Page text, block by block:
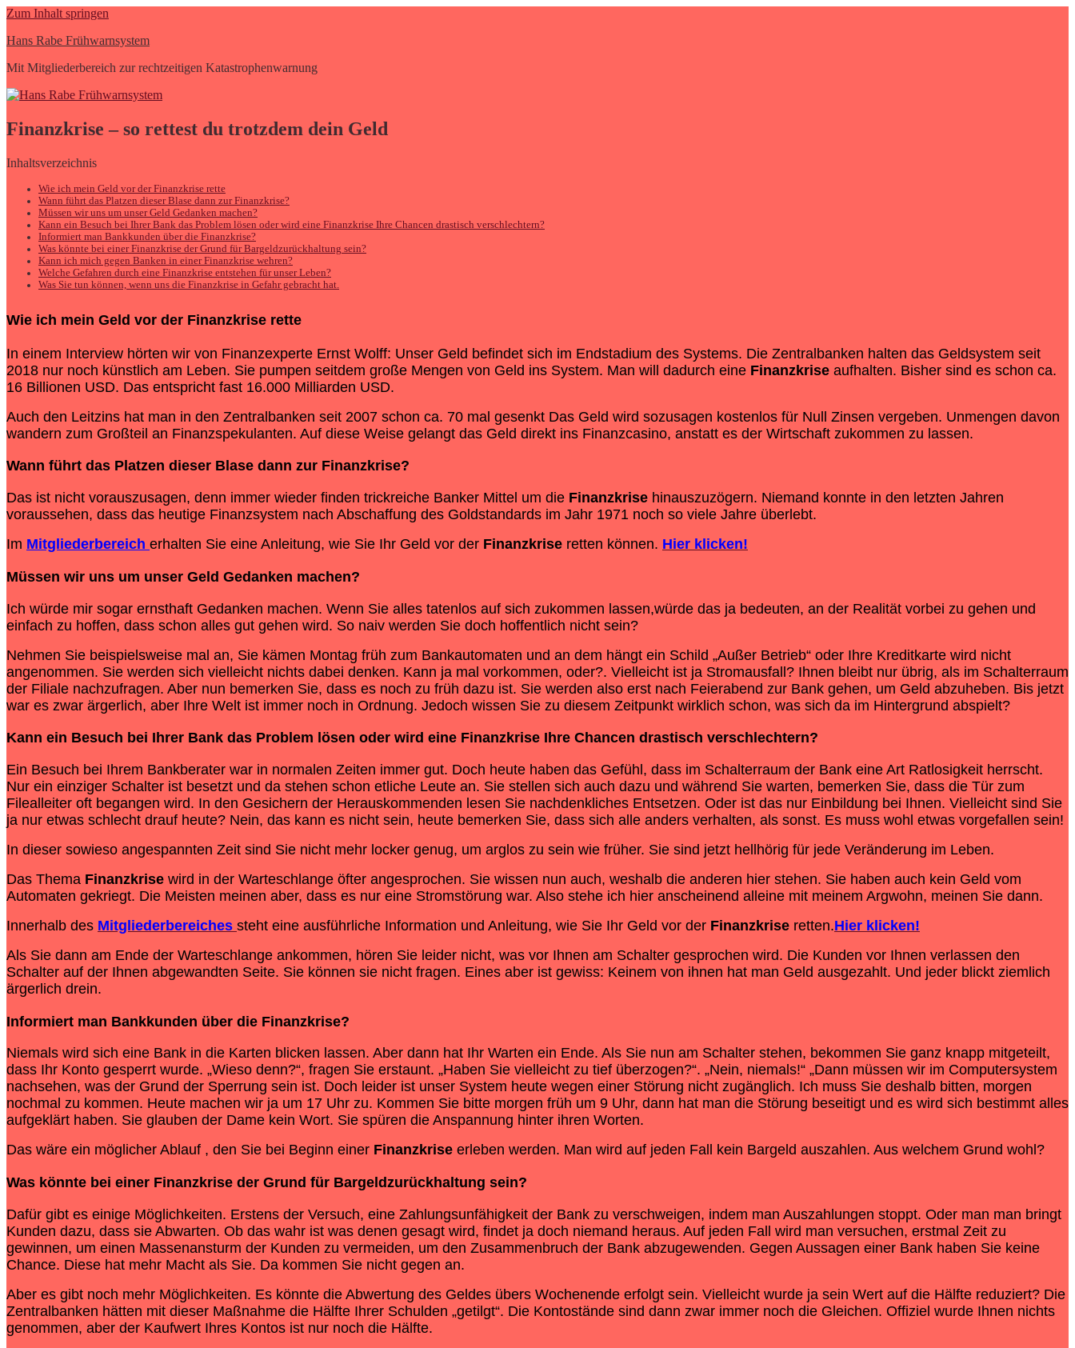
Zum Inhalt springen
Hans Rabe Frühwarnsystem
Mit Mitgliederbereich zur rechtzeitigen Katastrophenwarnung
Finanzkrise – so rettest du trotzdem dein Geld
Inhaltsverzeichnis
Wie ich mein Geld vor der Finanzkrise rette
Wann führt das Platzen dieser Blase dann zur Finanzkrise?
Müssen wir uns um unser Geld Gedanken machen?
Kann ein Besuch bei Ihrer Bank das Problem lösen oder wird eine Finanzkrise Ihre Chancen drastisch verschlechtern?
Informiert man Bankkunden über die Finanzkrise?
Was könnte bei einer Finanzkrise der Grund für Bargeldzurückhaltung sein?
Kann ich mich gegen Banken in einer Finanzkrise wehren?
Welche Gefahren durch eine Finanzkrise entstehen für unser Leben?
Was Sie tun können, wenn uns die Finanzkrise in Gefahr gebracht hat.
Wie ich mein Geld vor der Finanzkrise rette
In einem Interview hörten wir von Finanzexperte Ernst Wolff: Unser Geld befindet sich im Endstadium des Systems. Die Zentralbanken halten das Geldsystem seit
2018 nur noch künstlich am Leben. Sie pumpen seitdem große Mengen von Geld ins System. Man will dadurch eine Finanzkrise aufhalten. Bisher sind es schon ca.
16 Billionen USD. Das entspricht fast 16.000 Milliarden USD.
Auch den Leitzins hat man in den Zentralbanken seit 2007 schon ca. 70 mal gesenkt Das Geld wird sozusagen kostenlos für Null Zinsen vergeben. Unmengen davon
wandern zum Großteil an Finanzspekulanten. Auf diese Weise gelangt das Geld direkt ins Finanzcasino, anstatt es der Wirtschaft zukommen zu lassen.
Wann führt das Platzen dieser Blase dann zur Finanzkrise?
Das ist nicht vorauszusagen, denn immer wieder finden trickreiche Banker Mittel um die Finanzkrise hinauszuzögern. Niemand konnte in den letzten Jahren
voraussehen, dass das heutige Finanzsystem nach Abschaffung des Goldstandards im Jahr 1971 noch so viele Jahre überlebt.
Im Mitgliederbereich erhalten Sie eine Anleitung, wie Sie Ihr Geld vor der Finanzkrise retten können. Hier klicken!
Müssen wir uns um unser Geld Gedanken machen?
Ich würde mir sogar ernsthaft Gedanken machen. Wenn Sie alles tatenlos auf sich zukommen lassen,würde das ja bedeuten, an der Realität vorbei zu gehen und
einfach zu hoffen, dass schon alles gut gehen wird. So naiv werden Sie doch hoffentlich nicht sein?
Nehmen Sie beispielsweise mal an, Sie kämen Montag früh zum Bankautomaten und an dem hängt ein Schild „Außer Betrieb“ oder Ihre Kreditkarte wird nicht
angenommen. Sie werden sich vielleicht nichts dabei denken. Kann ja mal vorkommen, oder?. Vielleicht ist ja Stromausfall? Ihnen bleibt nur übrig, als im Schalterraum
der Filiale nachzufragen. Aber nun bemerken Sie, dass es noch zu früh dazu ist. Sie werden also erst nach Feierabend zur Bank gehen, um Geld abzuheben. Bis jetzt
war es zwar ärgerlich, aber Ihre Welt ist immer noch in Ordnung. Jedoch wissen Sie zu diesem Zeitpunkt wirklich schon, was sich da im Hintergrund abspielt?
Kann ein Besuch bei Ihrer Bank das Problem lösen oder wird eine Finanzkrise Ihre Chancen drastisch verschlechtern?
Ein Besuch bei Ihrem Bankberater war in normalen Zeiten immer gut. Doch heute haben das Gefühl, dass im Schalterraum der Bank eine Art Ratlosigkeit herrscht.
Nur ein einziger Schalter ist besetzt und da stehen schon etliche Leute an. Sie stellen sich auch dazu und während Sie warten, bemerken Sie, dass die Tür zum
Filealleiter oft begangen wird. In den Gesichern der Herauskommenden lesen Sie nachdenkliches Entsetzen. Oder ist das nur Einbildung bei Ihnen. Vielleicht sind Sie
ja nur etwas schlecht drauf heute? Nein, das kann es nicht sein, heute bemerken Sie, dass sich alle anders verhalten, als sonst. Es muss wohl etwas vorgefallen sein!
In dieser sowieso angespannten Zeit sind Sie nicht mehr locker genug, um arglos zu sein wie früher. Sie sind jetzt hellhörig für jede Veränderung im Leben.
Das Thema Finanzkrise wird in der Warteschlange öfter angesprochen. Sie wissen nun auch, weshalb die anderen hier stehen. Sie haben auch kein Geld vom
Automaten gekriegt. Die Meisten meinen aber, dass es nur eine Stromstörung war. Also stehe ich hier anscheinend alleine mit meinem Argwohn, meinen Sie dann.
Innerhalb des Mitgliederbereiches steht eine ausführliche Information und Anleitung, wie Sie Ihr Geld vor der Finanzkrise retten.Hier klicken!
Als Sie dann am Ende der Warteschlange ankommen, hören Sie leider nicht, was vor Ihnen am Schalter gesprochen wird. Die Kunden vor Ihnen verlassen den
Schalter auf der Ihnen abgewandten Seite. Sie können sie nicht fragen. Eines aber ist gewiss: Keinem von ihnen hat man Geld ausgezahlt. Und jeder blickt ziemlich
ärgerlich drein.
Informiert man Bankkunden über die Finanzkrise?
Niemals wird sich eine Bank in die Karten blicken lassen. Aber dann hat Ihr Warten ein Ende. Als Sie nun am Schalter stehen, bekommen Sie ganz knapp mitgeteilt,
dass Ihr Konto gesperrt wurde. „Wieso denn?“, fragen Sie erstaunt. „Haben Sie vielleicht zu tief überzogen?“. „Nein, niemals!“ „Dann müssen wir im Computersystem
nachsehen, was der Grund der Sperrung sein ist. Doch leider ist unser System heute wegen einer Störung nicht zugänglich. Ich muss Sie deshalb bitten, morgen
nochmal zu kommen. Heute machen wir ja um 17 Uhr zu. Kommen Sie bitte morgen früh um 9 Uhr, dann hat man die Störung beseitigt und es wird sich bestimmt alles
aufgeklärt haben. Sie glauben der Dame kein Wort. Sie spüren die Anspannung hinter ihren Worten.
Das wäre ein möglicher Ablauf , den Sie bei Beginn einer Finanzkrise erleben werden. Man wird auf jeden Fall kein Bargeld auszahlen. Aus welchem Grund wohl?
Was könnte bei einer Finanzkrise der Grund für Bargeldzurückhaltung sein?
Dafür gibt es einige Möglichkeiten. Erstens der Versuch, eine Zahlungsunfähigkeit der Bank zu verschweigen, indem man Auszahlungen stoppt. Oder man man bringt
Kunden dazu, dass sie Abwarten. Ob das wahr ist was denen gesagt wird, findet ja doch niemand heraus. Auf jeden Fall wird man versuchen, erstmal Zeit zu
gewinnen, um einen Massenansturm der Kunden zu vermeiden, um den Zusammenbruch der Bank abzugewenden. Gegen Aussagen einer Bank haben Sie keine
Chance. Diese hat mehr Macht als Sie. Da kommen Sie nicht gegen an.
Aber es gibt noch mehr Möglichkeiten. Es könnte die Abwertung des Geldes übers Wochenende erfolgt sein. Vielleicht wurde ja sein Wert auf die Hälfte reduziert? Die
Zentralbanken hätten mit dieser Maßnahme die Hälfte Ihrer Schulden „getilgt“. Die Kontostände sind dann zwar immer noch die Gleichen. Offiziel wurde Ihnen nichts
genommen, aber der Kaufwert Ihres Kontos ist nur noch die Hälfte.